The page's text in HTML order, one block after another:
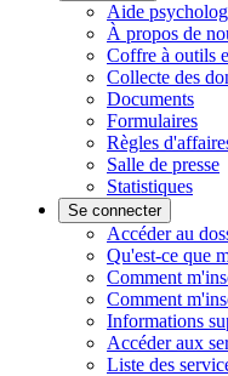
Aide
À propos de
Coffre à outils
Collecte des
Documents
Formulaires
Règles
Salle de presse
Statistiques
Se connecter
Accéder au
Qu'est-ce que
Comment
Comment
Informations
Accéder aux
Liste des